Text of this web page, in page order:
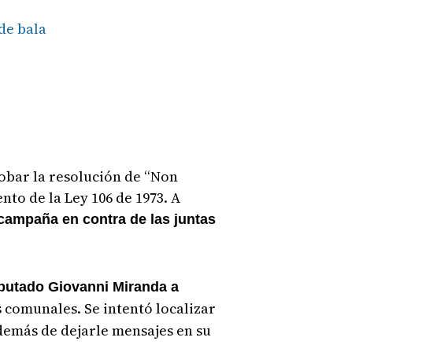
bala
la resolución de “Non
de la Ley 106 de 1973. A
en contra de las juntas
Giovanni Miranda a
comunales. Se intentó localizar
de dejarle mensajes en su